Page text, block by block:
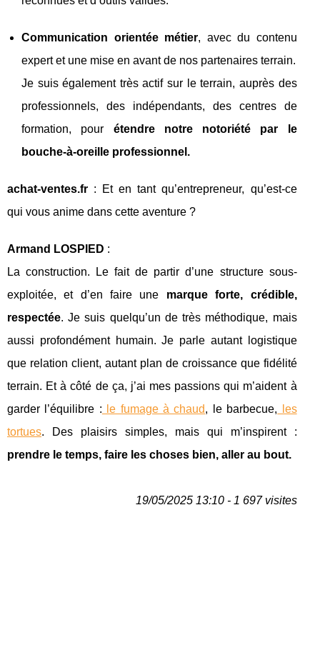
Communication orientée métier, avec du contenu
expert et une mise en avant de nos partenaires terrain.
Je suis également très actif sur le terrain, auprès des
professionnels, des indépendants, des centres de
formation, pour étendre notre notoriété par le
bouche-à-oreille professionnel.
achat-ventes.fr : Et en tant qu’entrepreneur, qu’est-ce
qui vous anime dans cette aventure ?
Armand LOSPIED :
La construction. Le fait de partir d’une structure sous-
exploitée, et d’en faire une marque forte, crédible,
respectée. Je suis quelqu’un de très méthodique, mais
aussi profondément humain. Je parle autant logistique
que relation client, autant plan de croissance que fidélité
terrain. Et à côté de ça, j’ai mes passions qui m’aident à
garder l’équilibre : le fumage à chaud, le barbecue, les
tortues. Des plaisirs simples, mais qui m’inspirent :
prendre le temps, faire les choses bien, aller au bout.
19/05/2025 13:10 - 1 697 visites